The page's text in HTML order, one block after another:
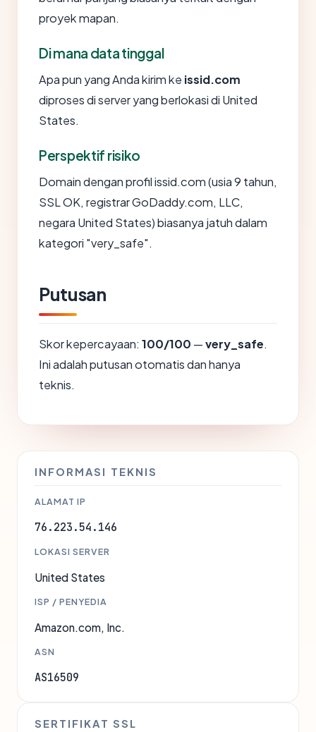
proyek mapan.
Di mana data tinggal
Apa pun yang Anda kirim ke issid.com
diproses di server yang berlokasi di United
States.
Perspektif risiko
Domain dengan profil issid.com (usia 9 tahun,
SSL OK, registrar GoDaddy.com, LLC,
negara United States) biasanya jatuh dalam
kategori "very_safe".
Putusan
Skor kepercayaan: 100/100 —very_safe.
Ini adalah putusan otomatis dan hanya
teknis.
INFORMASI TEKNIS
ALAMAT IP
76.223.54.146
LOKASI SERVER
United States
ISP / PENYEDIA
Amazon.com, Inc.
ASN
AS16509
SERTIFIKAT SSL